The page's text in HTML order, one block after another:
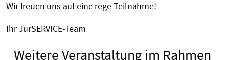
Wir freuen uns auf eine rege Teilnahme!
Ihr JurSERVICE-Team
Weitere Veranstaltung im Rahmen